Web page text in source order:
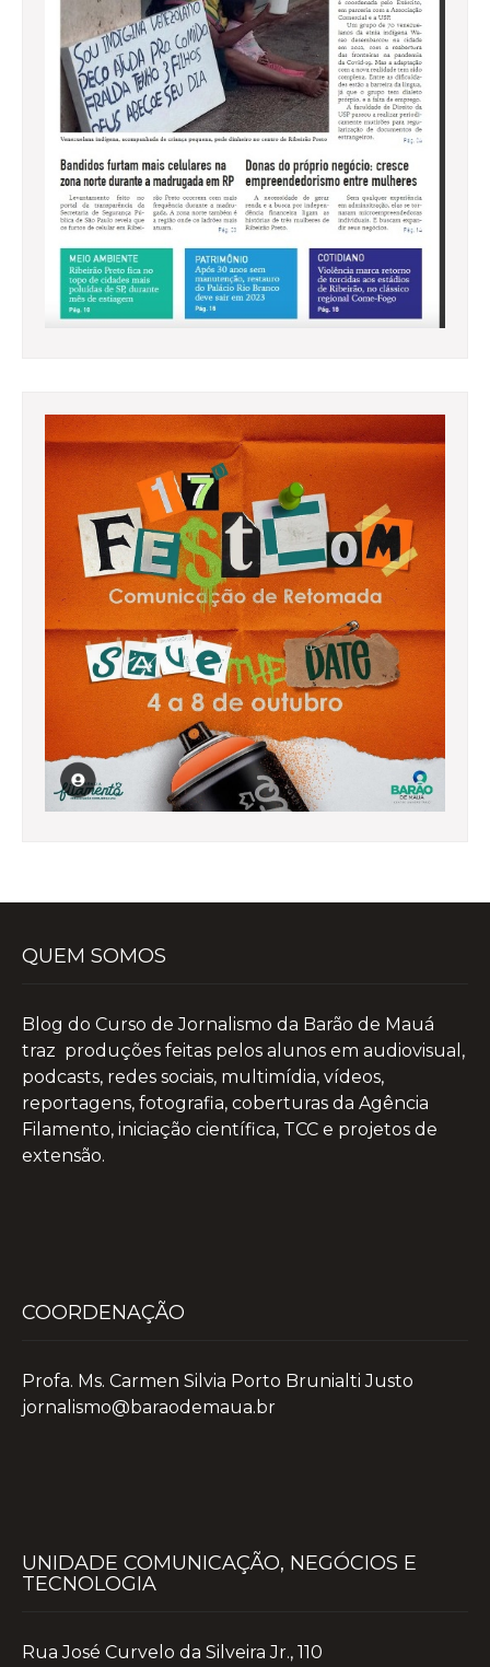
QUEM SOMOS
Blog do Curso de Jornalismo da Barão de Mauá
traz produções feitas pelos alunos em audiovisual,
podcasts, redes sociais, multimídia, vídeos,
reportagens, fotografia, coberturas da Agência
Filamento, iniciação científica, TCC e projetos de
extensão.
COORDENAÇÃO
Profa. Ms. Carmen Silvia Porto Brunialti Justo
jornalismo@baraodemaua.br
UNIDADE COMUNICAÇÃO, NEGÓCIOS E
TECNOLOGIA
Rua José Curvelo da Silveira Jr., 110